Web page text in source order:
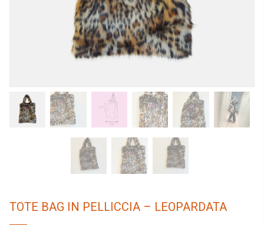
TOTE BAG IN PELLICCIA – LEOPARDATA